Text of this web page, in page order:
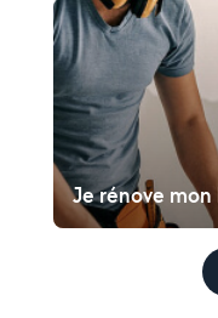
Je rénove